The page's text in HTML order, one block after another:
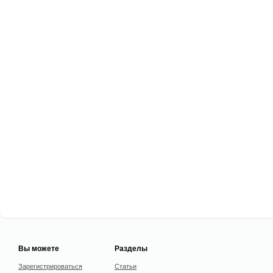
Вы можете
Зарегистрироваться
Разделы
Статьи